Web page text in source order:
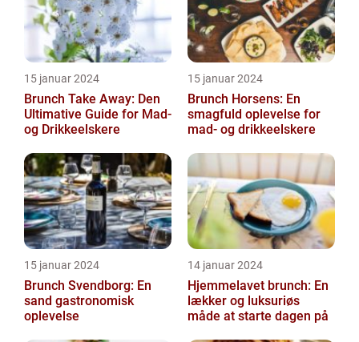
15 januar 2024
Brunch Take Away: Den
Ultimative Guide for Mad-
og Drikkeelskere
15 januar 2024
Brunch Horsens: En
smagfuld oplevelse for
mad- og drikkeelskere
15 januar 2024
Brunch Svendborg: En
sand gastronomisk
oplevelse
14 januar 2024
Hjemmelavet brunch: En
lækker og luksuriøs
måde at starte dagen på